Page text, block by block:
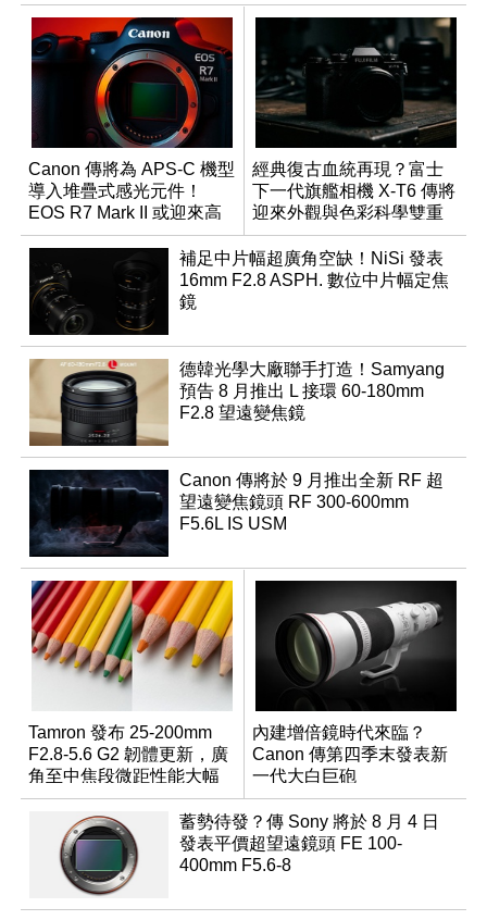
Canon 傳將為 APS-C 機型
導入堆疊式感光元件！
EOS R7 Mark II 或迎來高
速讀出升級
經典復古血統再現？富士
下一代旗艦相機 X-T6 傳將
迎來外觀與色彩科學雙重
優化
補足中片幅超廣角空缺！NiSi 發表
16mm F2.8 ASPH. 數位中片幅定焦
鏡
德韓光學大廠聯手打造！Samyang
預告 8 月推出 L 接環 60-180mm
F2.8 望遠變焦鏡
Canon 傳將於 9 月推出全新 RF 超
望遠變焦鏡頭 RF 300-600mm
F5.6L IS USM
Tamron 發布 25-200mm
F2.8-5.6 G2 韌體更新，廣
角至中焦段微距性能大幅
升級
內建增倍鏡時代來臨？
Canon 傳第四季末發表新
一代大白巨砲
蓄勢待發？傳 Sony 將於 8 月 4 日
發表平價超望遠鏡頭 FE 100-
400mm F5.6-8